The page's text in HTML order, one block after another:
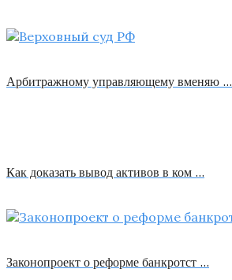
Арбитражному управляющему вменяю …
Как доказать вывод активов в ком …
Законопроект о реформе банкротст …